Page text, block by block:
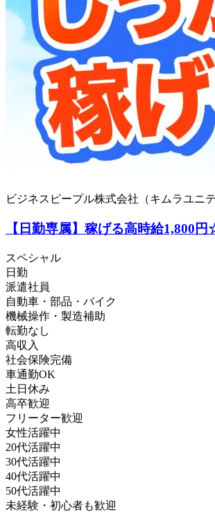
ビジネスピープル株式会社（キムラユニ
【日勤専属】稼げる高時給1,800
スペシャル
日勤
派遣社員
自動車・部品・バイク
機械操作・製造補助
転勤なし
高収入
社会保険完備
車通勤OK
土日休み
高卒歓迎
フリーター歓迎
女性活躍中
20代活躍中
30代活躍中
40代活躍中
50代活躍中
未経験・初心者も歓迎